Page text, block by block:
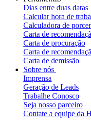
Dias entre duas datas
Calcular hora de
Calculadora de
Carta de
Carta de procuração
Carta de
Carta de demissão
Sobre nós
Imprensa
Geração de Leads
Trabalhe Conosco
Seja nosso parceiro
Contate a equipe da